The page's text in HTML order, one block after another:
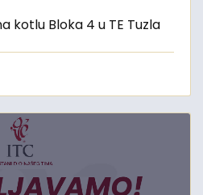
kotlu Bloka 4 u TE Tuzla